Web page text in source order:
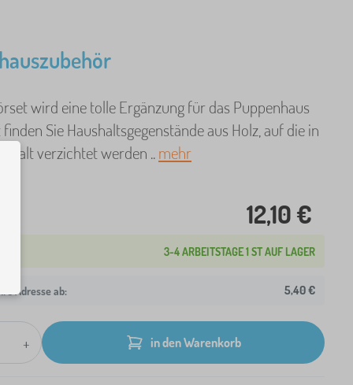
wird eine tolle Ergänzung für das Puppenhaus
finden Sie Haushaltsgegenstände aus Holz, auf die in
verzichtet werden ..mehr
12,10 €
3-4 ARBEITSTAGE 1 ST AUF LAGER
Adresse ab: 5,40 €
+ in den Warenkorb